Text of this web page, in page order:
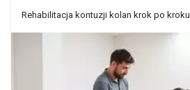
Rehabilitacja kontuzji kolan krok po kroku